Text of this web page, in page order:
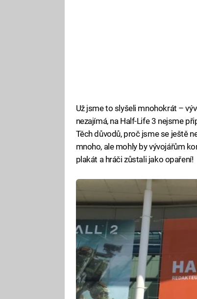
Už jsme to slyšeli mnohokrát –
nezajímá, na Half-Life 3 nejsme
Těch důvodů, proč jsme se ještě
mnoho, ale mohly by vývojářům
plakát a hráči zůstali jako opaření!